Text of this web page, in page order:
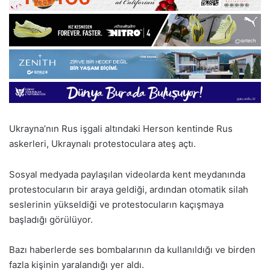
Ukrayna’nın Rus işgali altındaki Herson kentinde Rus
askerleri, Ukraynalı protestoculara ateş açtı.
Sosyal medyada paylaşılan videolarda kent meydanında
protestocuların bir araya geldiği, ardından otomatik silah
seslerinin yükseldiği ve protestocuların kaçışmaya
başladığı görülüyor.
Bazı haberlerde ses bombalarının da kullanıldığı ve birden
fazla kişinin yaralandığı yer aldı.